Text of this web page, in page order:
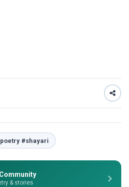
poetry #shayari
& stories